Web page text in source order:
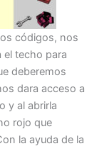
códigos, nos
el techo para
deberemos
dara acceso a
y al abrirla
rojo que
la ayuda de la